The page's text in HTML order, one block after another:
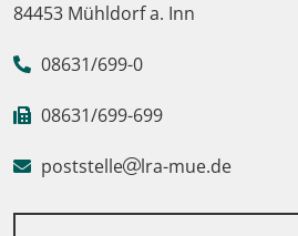
84453 Mühldorf a. Inn
08631/699-0
08631/699-699
poststelle lra-mue.de